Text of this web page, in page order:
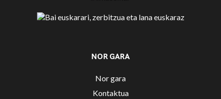
NOR GARA
Nor gara
Kontaktua